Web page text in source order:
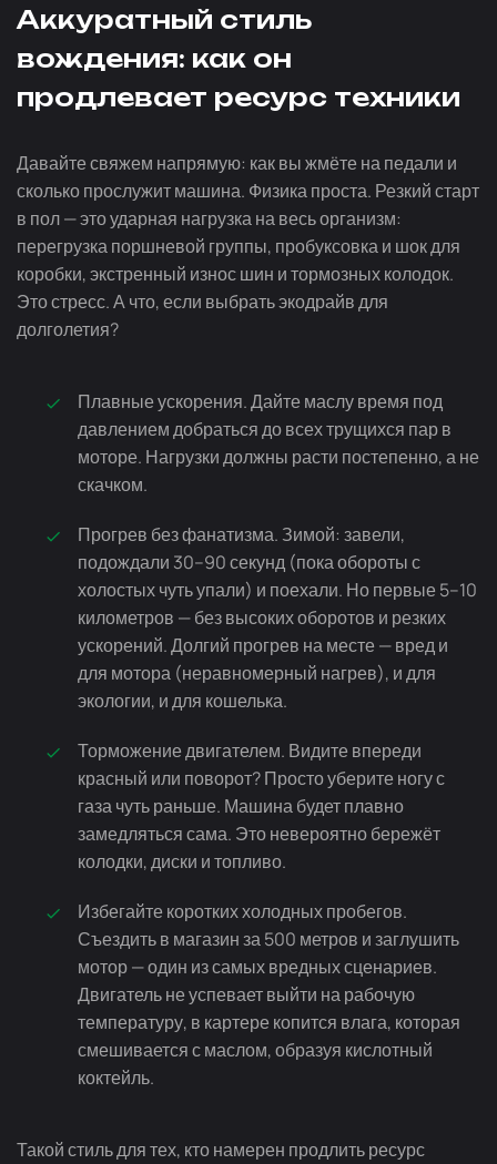
Аккуратный стиль
вождения: как он
продлевает ресурс техники
Давайте свяжем напрямую: как вы жмёте на педали и
сколько прослужит машина. Физика проста. Резкий старт
в пол — это ударная нагрузка на весь организм:
перегрузка поршневой группы, пробуксовка и шок для
коробки, экстренный износ шин и тормозных колодок.
Это стресс. А что, если выбрать экодрайв для
долголетия?
Плавные ускорения. Дайте маслу время под
давлением добраться до всех трущихся пар в
моторе. Нагрузки должны расти постепенно, а не
скачком.
Прогрев без фанатизма. Зимой: завели,
подождали 30–90 секунд (пока обороты с
холостых чуть упали) и поехали. Но первые 5–10
километров — без высоких оборотов и резких
ускорений. Долгий прогрев на месте — вред и
для мотора (неравномерный нагрев), и для
экологии, и для кошелька.
Торможение двигателем. Видите впереди
красный или поворот? Просто уберите ногу с
газа чуть раньше. Машина будет плавно
замедляться сама. Это невероятно бережёт
колодки, диски и топливо.
Избегайте коротких холодных пробегов.
Съездить в магазин за 500 метров и заглушить
мотор — один из самых вредных сценариев.
Двигатель не успевает выйти на рабочую
температуру, в картере копится влага, которая
смешивается с маслом, образуя кислотный
коктейль.
Такой стиль для тех, кто намерен продлить ресурс